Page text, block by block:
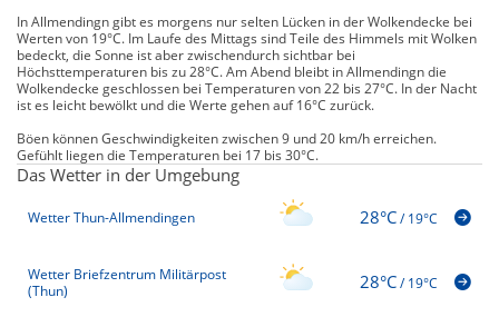
In Allmendingn gibt es morgens nur selten Lücken in der Wolkendecke bei
Werten von 19°C. Im Laufe des Mittags sind Teile des Himmels mit Wolken
bedeckt, die Sonne ist aber zwischendurch sichtbar bei
Höchsttemperaturen bis zu 28°C. Am Abend bleibt in Allmendingn die
Wolkendecke geschlossen bei Temperaturen von 22 bis 27°C. In der Nacht
ist es leicht bewölkt und die Werte gehen auf 16°C zurück.
Böen können Geschwindigkeiten zwischen 9 und 20 km/h erreichen.
Gefühlt liegen die Temperaturen bei 17 bis 30°C.
Das Wetter in der Umgebung
Wetter Thun-Allmendingen 28°C/19°C
Wetter Briefzentrum Militärpost
(Thun)
28°C/19°C